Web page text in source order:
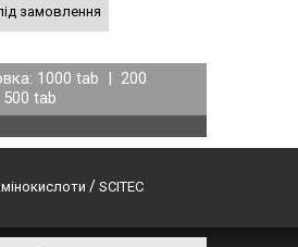
замовлення
1000 tab | 200
500 tab
/ SCITEC